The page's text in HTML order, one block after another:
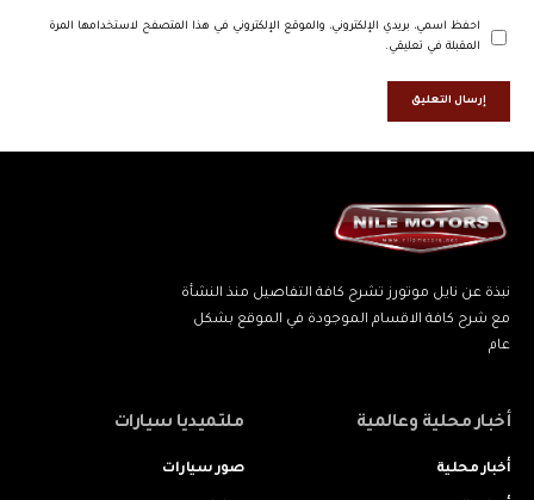
احفظ اسمي، بريدي الإلكتروني، والموقع الإلكتروني في هذا المتصفح لاستخدامها المرة
المقبلة في تعليقي.
نبذة عن نايل موتورز تشرح كافة التفاصيل منذ النشأة
مع شرح كافة الاقسام الموجودة في الموقع بشكل
عام
أخبار محلية وعالمية
أخبار محلية
ملتميديا سيارات
صور سيارات